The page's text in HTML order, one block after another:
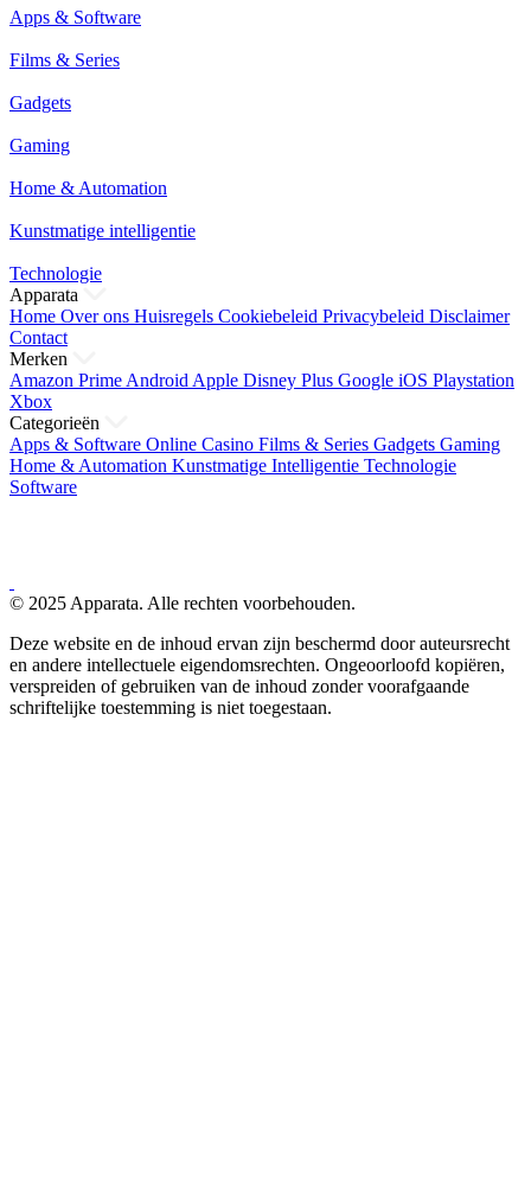
Apps & Software
Films & Series
Gadgets
Gaming
Home & Automation
Kunstmatige intelligentie
Technologie
Apparata
Home Over ons Huisregels Cookiebeleid Privacybeleid Disclaimer
Contact
Merken
Amazon PrimeAndroidApple Disney Plus Google iOS Playstation
Xbox
Categorieën
Apps & Software Online Casino Films & Series Gadgets Gaming
Home & Automation Kunstmatige Intelligentie Technologie
Software
© 2025 Apparata. Alle rechten voorbehouden.
Deze website en de inhoud ervan zijn beschermd door auteursrecht
en andere intellectuele eigendomsrechten. Ongeoorloofd kopiëren,
verspreiden of gebruiken van de inhoud zonder voorafgaande
schriftelijke toestemming is niet toegestaan.